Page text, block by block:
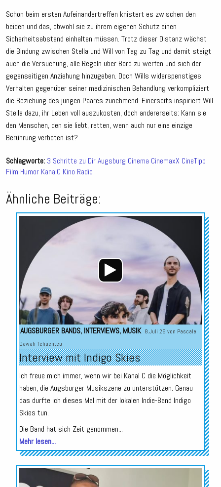
Schon beim ersten Aufeinandertreffen knistert es zwischen den
beiden und das, obwohl sie zu ihrem eigenen Schutz einen
Sicherheitsabstand einhalten müssen. Trotz dieser Distanz wächst
die Bindung zwischen Stella und Will von Tag zu Tag und damit steigt
auch die Versuchung, alle Regeln über Bord zu werfen und sich der
gegenseitigen Anziehung hinzugeben. Doch Wills widerspenstiges
Verhalten gegenüber seiner medizinischen Behandlung verkompliziert
die Beziehung des jungen Paares zunehmend. Einerseits inspiriert Will
Stella dazu, ihr Leben voll auszukosten, doch andererseits: Kann sie
den Menschen, den sie liebt, retten, wenn auch nur eine einzige
Berührung verboten ist?
Schlagworte: 3 Schritte zu DirAugsburg Cinema CinemaxX CineTipp
Film Humor KanalC Kino Radio
Ähnliche Beiträge:
Audio-
Player
AUGSBURGER BANDS, INTERVIEWS, MUSIK 8.Juli 26 von Pascale
Dawah Tchuenteu
Interview mit Indigo Skies
Ich freue mich immer, wenn wir bei Kanal C die Möglichkeit
haben, die Augsburger Musikszene zu unterstützen. Genau
das durfte ich dieses Mal mit der lokalen Indie-Band Indigo
Skies tun.
Die Band hat sich Zeit genommen...
Mehr lesen...
Audio-
Player